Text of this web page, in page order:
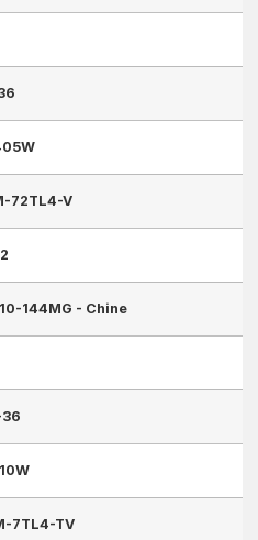
72TL4-V
144MG - Chine
36
7TL4-TV